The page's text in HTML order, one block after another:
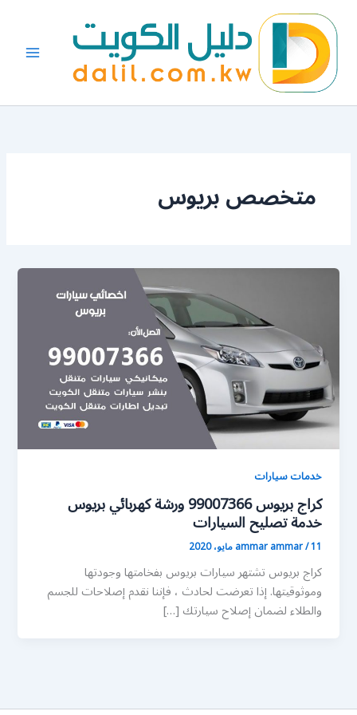
المحتوى
متخصص بريوس
خدمات سيارات
كراج بريوس 99007366 ورشة كهربائي بريوس
خدمة تصليح السيارات
ammar ammar/11 مايو، 2020
كراج بريوس تشتهر سيارات بريوس بفخامتها وجودتها
وموثوقيتها. إذا تعرضت لحادث ، فإننا نقدم إصلاحات للجسم
والطلاء لضمان إصلاح سيارتك […]